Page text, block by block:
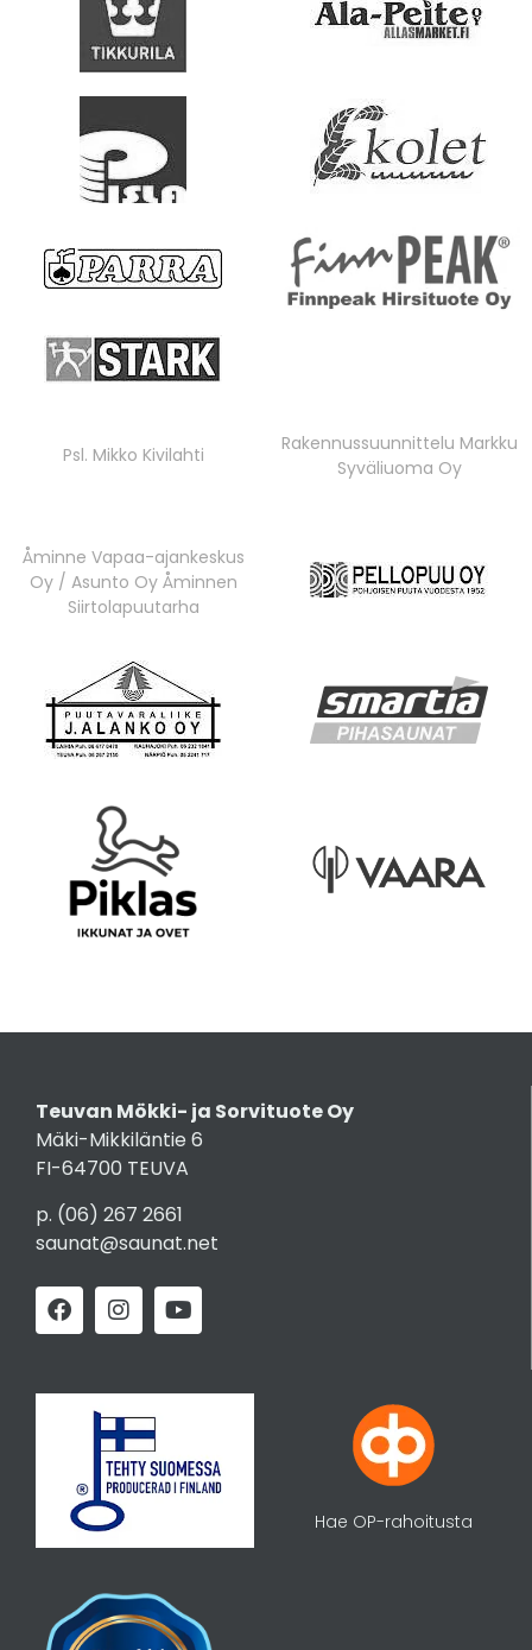
Psl. Mikko Kivilahti
Rakennussuunnittelu Markku
Syväliuoma Oy
Åminne Vapaa-ajankeskus
Oy / Asunto Oy Åminnen
Siirtolapuutarha
Teuvan Mökki- ja Sorvituote Oy
Mäki-Mikkiläntie 6
FI-64700 TEUVA
p. (06) 267 2661
saunat@saunat.net
Hae OP-rahoitusta